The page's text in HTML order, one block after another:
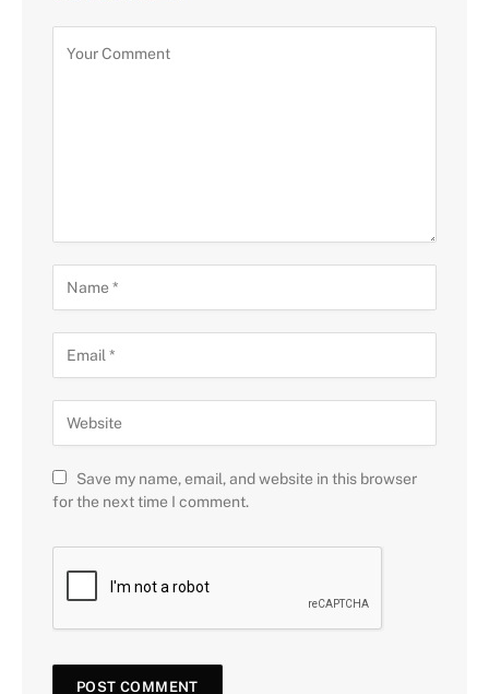
Save my name, email, and website in this browser
for the next time I comment.